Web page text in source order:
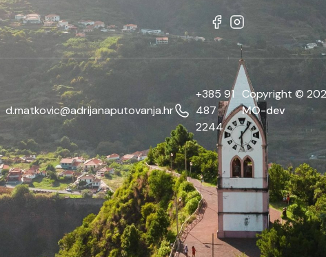
d.matkovic@adrijanaputovanja.hr
+385 91
487
2244
Copyright ©
MO-dev